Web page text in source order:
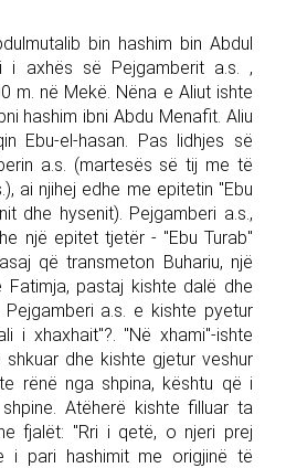
bin hashim bin Abdul
i axhës së Pejgamberit a.s. ,
m. në Mekë. Nëna e Aliut ishte
hashim ibni Abdu Menafit. Aliu
Ebu-el-hasan. Pas lidhjes së
a.s. (martesës së tij me të
ai njihej edhe me epitetin "Ebu
dhe hysenit). Pejgamberi a.s.,
një epitet tjetër - "Ebu Turab"
që transmeton Buhariu, një
pastaj kishte dalë dhe
a.s. e kishte pyetur
i xhaxhait"?. "Në xhami"-ishte
shkuar dhe kishte gjetur veshur
rënë nga shpina, kështu që i
Atëherë kishte filluar ta
fjalët: "Rri i qetë, o njeri prej
i pari hashimit me origjinë të